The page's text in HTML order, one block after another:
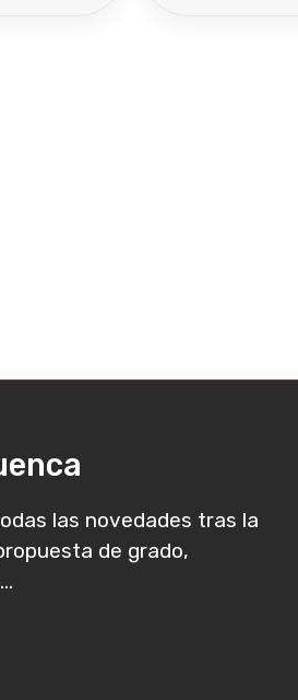
las novedades tras la
de grado,